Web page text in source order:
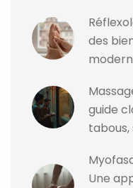
des
guide
Une